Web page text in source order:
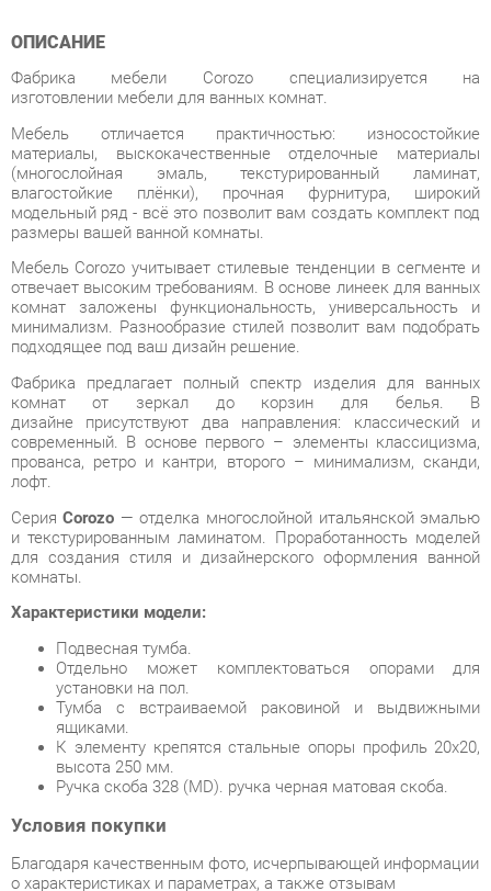
изготовлении мебели для ванных комнат.
материалы, выскокачественные отделочные материалы
(многослойная эмаль, текстурированный ламинат,
влагостойкие плёнки), прочная фурнитура, широкий
модельный ряд - всё это позволит вам создать комплект под
размеры вашей ванной комнаты.
Мебель Corozo учитывает стилевые тенденции в сегменте и
отвечает высоким требованиям. В основе линеек для ванных
комнат заложены функциональность, универсальность и
подходящее под ваш дизайн решение.
Фабрика предлагает полный спектр изделия для ванных
комнат от зеркал до корзин для белья. В
дизайне присутствуют два направления: классический и
современный. В основе первого – элементы классицизма,
прованса, ретро и кантри, второго – минимализм, сканди,
лофт.
Серия Corozo— отделка многослойной итальянской эмалью
и текстурированным ламинатом. Проработанность моделей
для создания стиля и дизайнерского оформления ванной
комнаты.
Характеристики модели:
Подвесная тумба.
Отдельно может комплектоваться опорами для
Тумба с встраиваемой раковиной и выдвижными
К элементу крепятся стальные опоры профиль 20х20,
высота 250 мм.
Ручка скоба 328 (MD). ручка черная матовая скоба.
Условия покупки
Благодаря качественным фото, исчерпывающей информации
о характеристиках и параметрах, а также отзывам
товар «Тумба навесная Corozo Corozo Форест 60 Z2 19834
Дуб Канзас» категории Умывальники с тумбой производства
Corozo с доставкой из Екатеринбурга по цене со скидкой и
гарантией от производителя не составит труда.